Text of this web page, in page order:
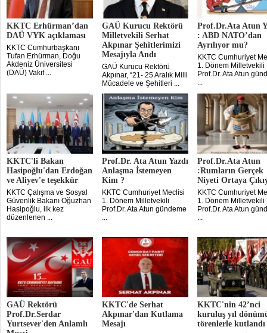
KKTC Erhürman’dan
DAÜ VYK açıklaması
KKTC Cumhurbaşkanı
Tufan Erhürman, Doğu
Akdeniz Üniversitesi
(DAÜ) Vakıf ...
GAÜ Kurucu Rektörü
Milletvekili Serhat
Akpınar Şehitlerimizi
Mesajıyla Andı
GAÜ Kurucu Rektörü
Akpınar, “21- 25 Aralık Milli
Mücadele ve Şehitleri ...
Prof.Dr.Ata Atun
: ABD NATO’dan
Ayrılıyor mu?
KKTC Cumhuriyet
1. Dönem Milletvekili
Prof.Dr. Ata Atun
...
KKTC'li Bakan
Hasipoğlu'dan Erdoğan
ve Aliyev'e teşekkür
KKTC Çalışma ve Sosyal
Güvenlik Bakanı Oğuzhan
Hasipoğlu, ilk kez
düzenlenen ...
Prof.Dr. Ata Atun Yazdı
Anlaşma İstemeyen
Kim ?
KKTC Cumhuriyet Meclisi
1. Dönem Milletvekili
Prof.Dr. Ata Atun gündeme
...
Prof.Dr.Ata Atun
:Rumların Gerçek
Niyeti Ortaya
KKTC Cumhuriyet
1. Dönem Milletvekili
Prof.Dr. Ata Atun
...
GAÜ Rektörü
Prof.Dr.Serdar
Yurtsever'den Anlamlı
KKTC'de Serhat
Akpınar'dan Kutlama
Mesajı
KKTC'nin 42’nci
kuruluş yıl
törenlerle kutlandı